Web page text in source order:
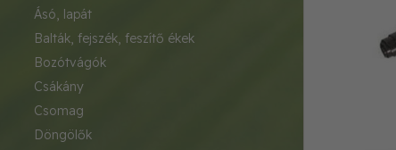
ásó, lapát
balták, fejszék, feszítő ékek
bozótvágók
csákány
csomag
döngölők